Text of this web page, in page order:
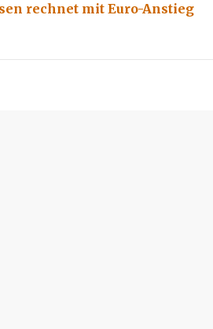
rechnet mit Euro-Anstieg